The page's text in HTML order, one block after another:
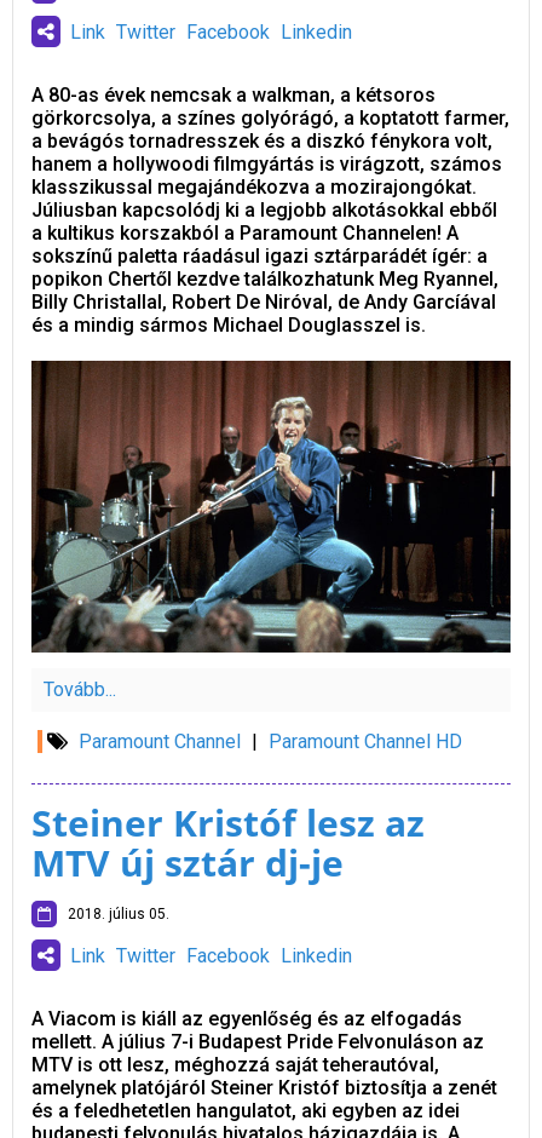
Link Twitter Facebook Linkedin
A 80-as évek nemcsak a walkman, a kétsoros
görkorcsolya, a színes golyórágó, a koptatott farmer,
a bevágós tornadresszek és a diszkó fénykora volt,
hanem a hollywoodi filmgyártás is virágzott, számos
klasszikussal megajándékozva a mozirajongókat.
Júliusban kapcsolódj ki a legjobb alkotásokkal ebből
a kultikus korszakból a Paramount Channelen! A
sokszínű paletta ráadásul igazi sztárparádét ígér: a
popikon Chertől kezdve találkozhatunk Meg Ryannel,
Billy Christallal, Robert De Niróval, de Andy Garcíával
és a mindig sármos Michael Douglasszel is.
Tovább...
Paramount Channel Paramount Channel HD
Steiner Kristóf lesz az
MTV új sztár dj-je
2018. július 05.
Link Twitter Facebook Linkedin
A Viacom is kiáll az egyenlőség és az elfogadás
mellett. A július 7-i Budapest Pride Felvonuláson az
MTV is ott lesz, méghozzá saját teherautóval,
amelynek platójáról Steiner Kristóf biztosítja a zenét
és a feledhetetlen hangulatot, aki egyben az idei